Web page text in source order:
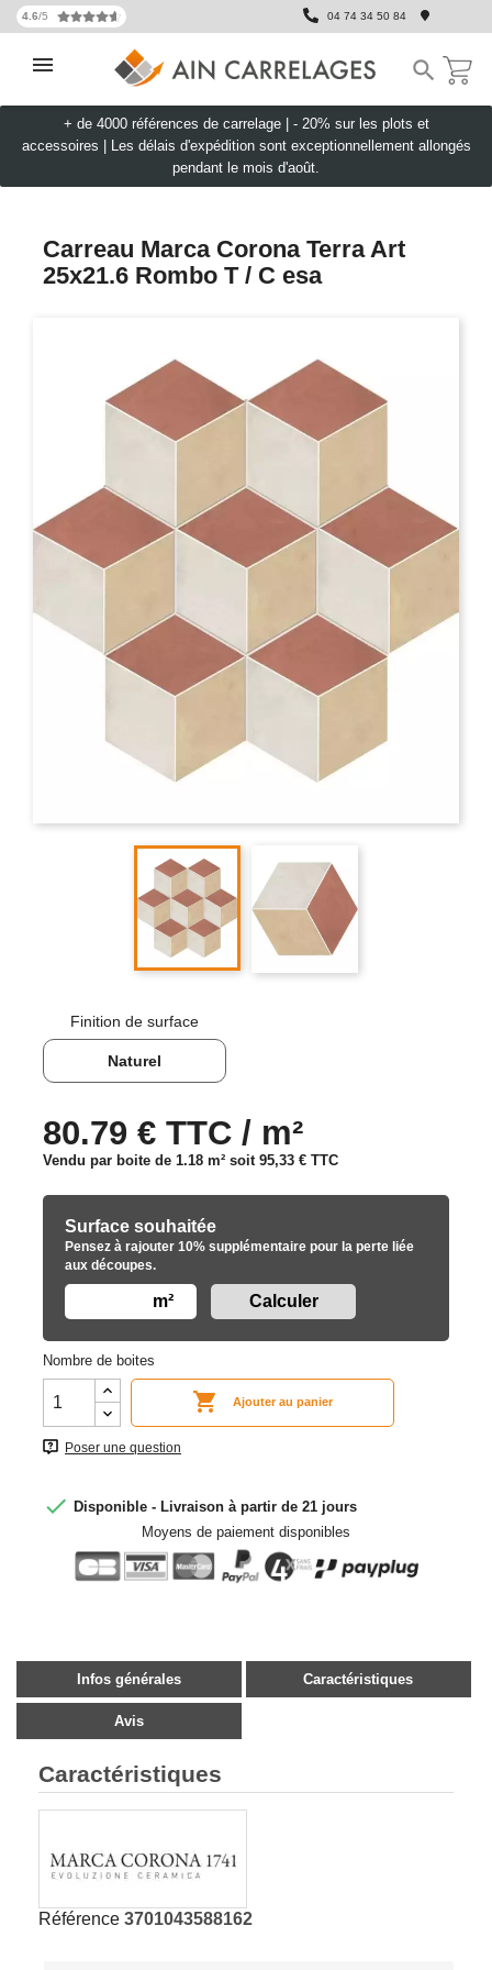
4.6/5 04 74 34 50 84

+ de 4000 références de carrelage | - 20% sur les plots et
accessoires
Les délais d'expédition sont exceptionnellement allongés
pendant le mois d'août.
Carreau Marca Corona Terra Art
25x21.6 Rombo T / C esa
Finition de surface
Naturel
80.79 € TTC / m²
Vendu par boite de 1.18 m² soit 95,33 € TTC
Surface souhaitée
Pensez à rajouter 10% supplémentaire pour la perte liée
aux découpes.
m²
Nombre de boites
 Ajouter au panier
Poser une question
 Disponible - Livraison à partir de 21 jours
Moyens de paiement disponibles
Infos générales Caractéristiques
Avis
Caractéristiques
Référence 3701043588162